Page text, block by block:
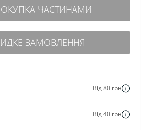
ЧАСТИНАМИ
ЗАМОВЛЕННЯ
Від 80 грн
Від 40 грн